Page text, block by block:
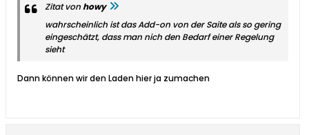
Zitat vonhowy
wahrscheinlich ist das Add-on von der Saite als so gering
eingeschätzt, dass man nich den Bedarf einer Regelung
sieht
Dann können wir den Laden hier ja zumachen